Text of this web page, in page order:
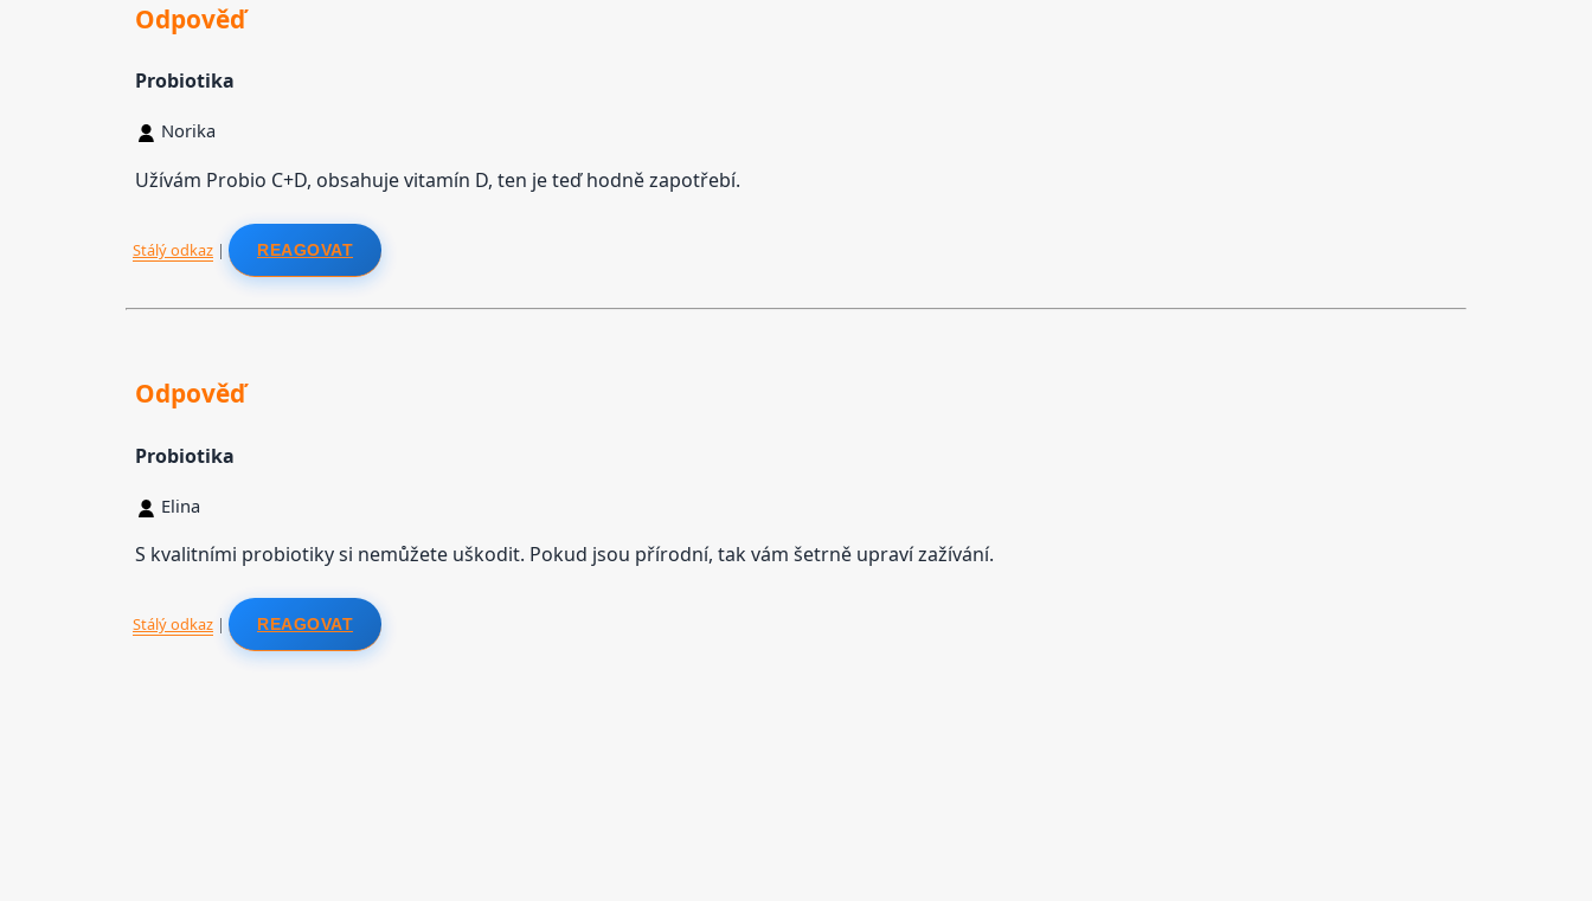
Odpověď
Probiotika
Norika
Užívám Probio C+D, obsahuje vitamín D, ten je teď hodně zapotřebí.
Stálý odkaz | REAGOVAT
Odpověď
Probiotika
Elina
S kvalitními probiotiky si nemůžete uškodit. Pokud jsou přírodní, tak vám šetrně upraví zažívání.
Stálý odkaz | REAGOVAT